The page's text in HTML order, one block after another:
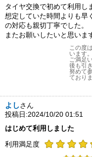
タイヤ交換で初めて利用し
想定していた時間よりも早
の対応も親切丁寧でした。
またお願いしたいと思いま
この度
います
ご満足
後も引
努めて
ておりま
よしさん
投稿日:2024/10/20 01:51
はじめて利用しました
利用満足度